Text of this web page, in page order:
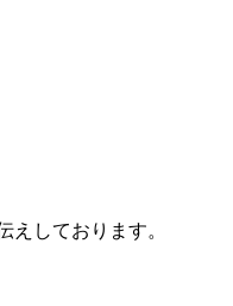
えしております。